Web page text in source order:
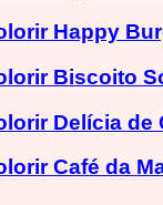
Happy
Biscoito
Delícia de
Café da